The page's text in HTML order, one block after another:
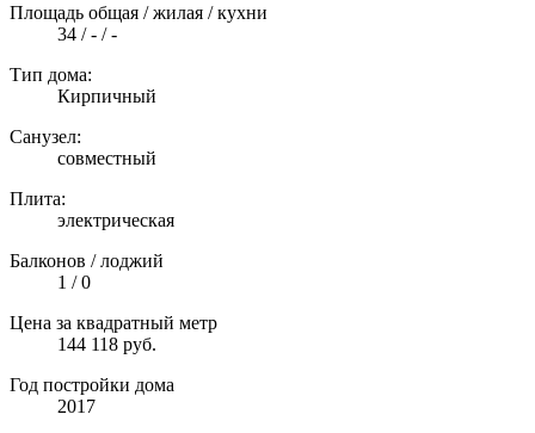
Площадь общая / жилая / кухни
34 / - / -
Тип дома:
Кирпичный
Санузел:
совместный
Плита:
электрическая
Балконов / лоджий
1 / 0
Цена за квадратный метр
144 118 руб.
Год постройки дома
2017